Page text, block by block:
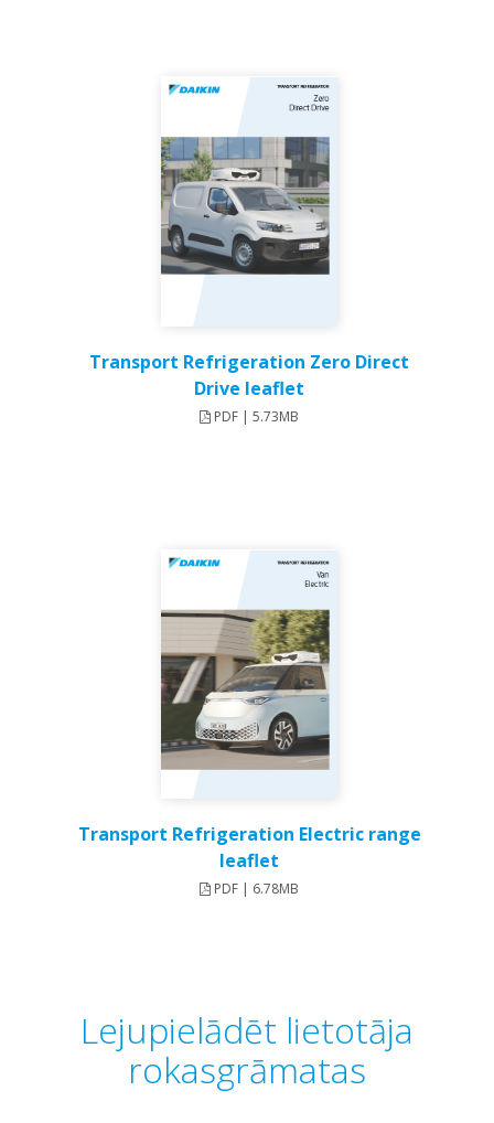
Transport Refrigeration Zero Direct
Drive leaflet
PDF | 5.73MB
Transport Refrigeration Electric range
leaflet
PDF | 6.78MB
Lejupielādēt lietotāja
rokasgrāmatas